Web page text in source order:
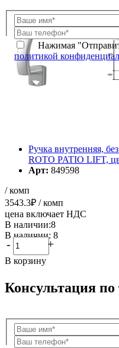
Нажимая
политикой
Ручка внутренняя,
ROTO PATIO LIFT,
Арт: 849598
/ комп
3543.3₽ / комп
цена включает НДС
В наличии:8
В наличии: 8
- +
В корзину
Консультация по